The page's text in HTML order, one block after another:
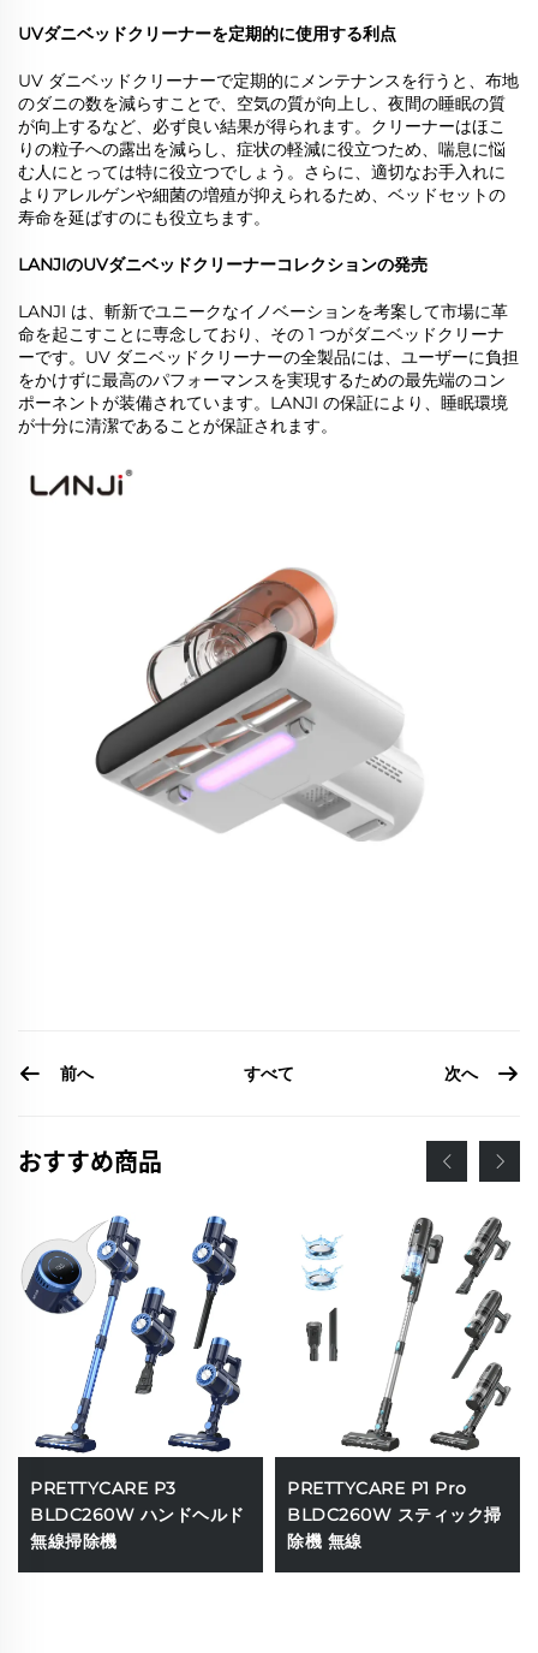
UVダニベッドクリーナーを定期的に使用する利点
UV ダニベッドクリーナーで定期的にメンテナンスを行うと、布地
のダニの数を減らすことで、空気の質が向上し、夜間の睡眠の質
が向上するなど、必ず良い結果が得られます。クリーナーはほこ
りの粒子への露出を減らし、症状の軽減に役立つため、喘息に悩
む人にとっては特に役立つでしょう。さらに、適切なお手入れに
よりアレルゲンや細菌の増殖が抑えられるため、ベッドセットの
寿命を延ばすのにも役立ちます。
LANJIのUVダニベッドクリーナーコレクションの発売
LANJI は、斬新でユニークなイノベーションを考案して市場に革
命を起こすことに専念しており、その 1 つがダニベッドクリーナ
ーです。UV ダニベッドクリーナーの全製品には、ユーザーに負担
をかけずに最高のパフォーマンスを実現するための最先端のコン
ポーネントが装備されています。LANJI の保証により、睡眠環境
が十分に清潔であることが保証されます。
前へ すべて 次へ
おすすめ商品
PRETTYCARE P3
BLDC260W ハンドヘルド
無線掃除機
PRETTYCARE P1 Pro
BLDC260W スティック掃
除機 無線